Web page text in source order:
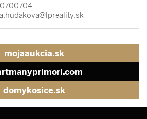
mojaaukcia.sk
domykosice.sk